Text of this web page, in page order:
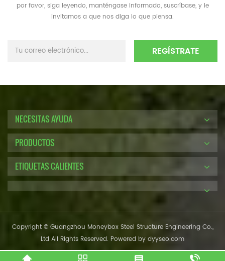
por favor, siga leyendo, manténgase informado, suscríbase, y le
invitamos a que nos diga lo que piensa.
NECESITAS AYUDA
PRODUCTOS
ETIQUETAS CALIENTES
Copyright © Guangzhou Moneybox Steel Structure Engineering Co.,
Ltd All Rights Reserved. Powered by dyyseo.com